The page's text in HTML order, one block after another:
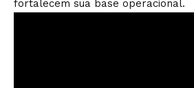
fortalecem sua base operacional.